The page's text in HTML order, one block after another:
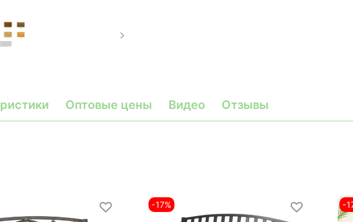
Оптовые цены Видео Отзывы
-17% -